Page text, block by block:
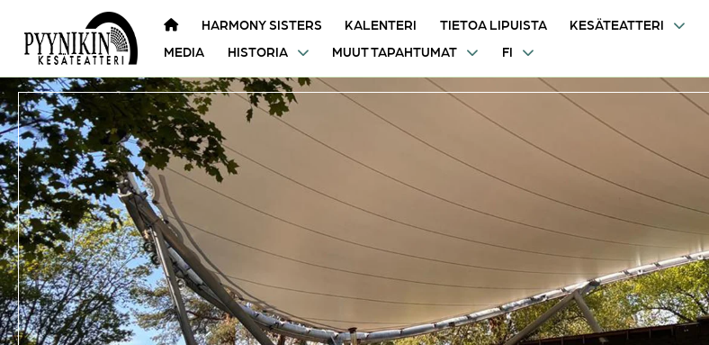
HARMONY SISTERS KALENTERI TIETOA LIPUISTA KESÄTEATTERI
MEDIA
HISTORIA MUUT TAPAHTUMAT FI